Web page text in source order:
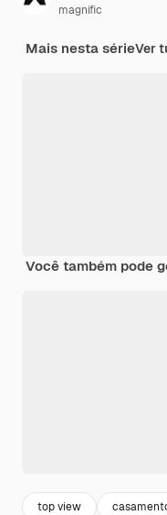
magnific
Mais nesta sérieVer
Você também pode
top view